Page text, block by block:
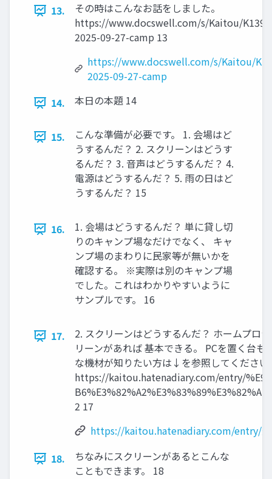
13.
その時はこんなお話をしました。
https://www.docswell.com/s/Kaitou/
2025-09-27-camp 13
https://www.docswell.com/s/Kaitou/
2025-09-27-camp
14.
本日の本題 14
15.
こんな準備が必要です。 1. 会場はど
うするんだ？ 2. スクリーンはどうす
るんだ？ 3. 音声はどうするんだ？ 4.
電源はどうするんだ？ 5. 雨の日はど
うするんだ？ 15
16.
1. 会場はどうするんだ？ 単に貸し切
りのキャンプ場なだけでなく、 キャ
ンプ場のまわりに民家等が無いかを
確認する。 ※実際は別のキャンプ場
でした。これはわかりやすいように
サンプルです。 16
17.
2. スクリーンはどうするんだ？ ホームプロ
リーンがあれば 基本できる。 PCを置く台も
な機材が知りたい方は↓を参照してください
https://kaitou.hatenadiary.com/entry/
2 17
https://kaitou.hatenadiary.com/entry/
18.
ちなみにスクリーンがあるとこんな
こともできます。 18